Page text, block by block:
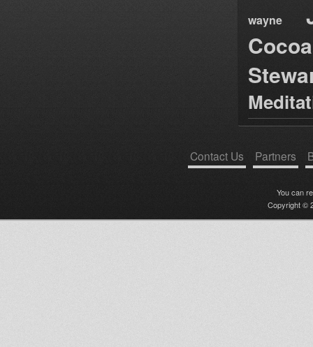
wayne
Contact Us Partners
You can
Copyright ©